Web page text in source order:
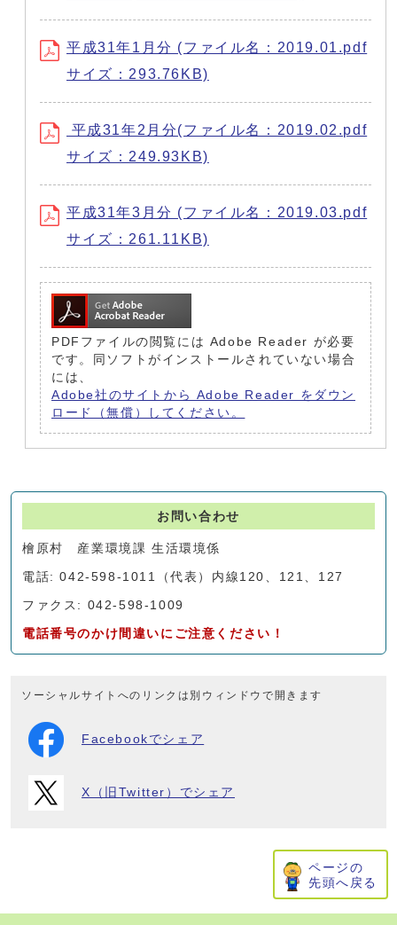
平成31年1月分 (ファイル名：2019.01.pdf
サイズ：293.76KB)
平成31年2月分(ファイル名：2019.02.pdf
サイズ：249.93KB)
平成31年3月分 (ファイル名：2019.03.pdf
サイズ：261.11KB)
PDFファイルの閲覧には Adobe Reader が必要
です。同ソフトがインストールされていない場合
には、
Adobe社のサイトから Adobe Reader をダウン
ロード（無償）してください。
お問い合わせ
檜原村 産業環境課 生活環境係
電話: 042-598-1011（代表）内線120、121、127
ファクス: 042-598-1009
電話番号のかけ間違いにご注意ください！
ソーシャルサイトへのリンクは別ウィンドウで開きます
Facebookでシェア
X（旧Twitter）でシェア
ページの
先頭へ戻る